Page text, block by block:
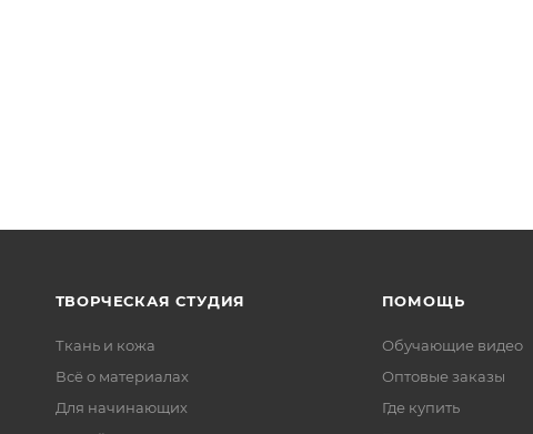
ТВОРЧЕСКАЯ СТУДИЯ
Ткань и кожа
Всё о материалах
Для начинающих
ПОМОЩЬ
Обучающие видео
Оптовые заказы
Где купить